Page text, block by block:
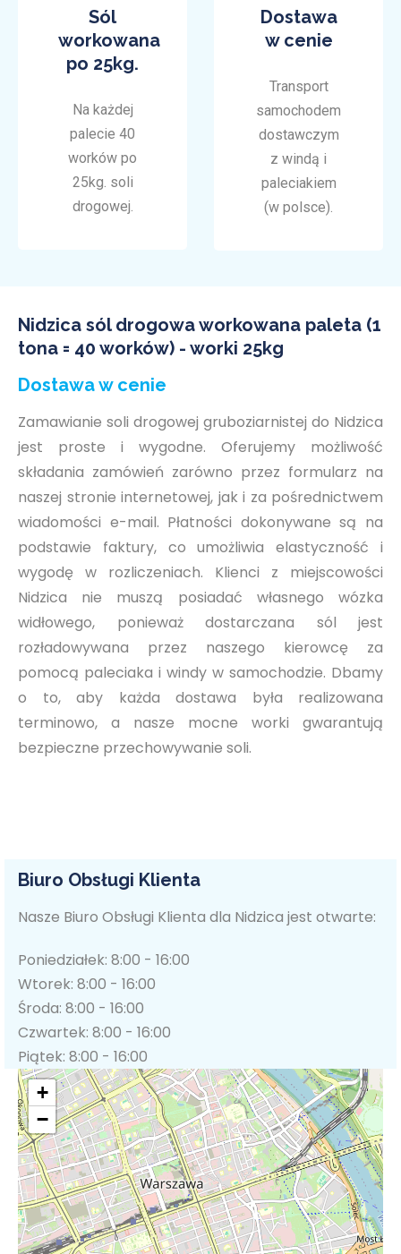
Sól
workowana
po 25kg.
Na każdej
palecie 40
worków po
25kg. soli
drogowej.
Dostawa
w cenie
Transport
samochodem
dostawczym
z windą i
paleciakiem
(w polsce).
Nidzica sól drogowa workowana paleta (1
tona = 40 worków) - worki 25kg
Dostawa w cenie
Zamawianie soli drogowej gruboziarnistej do Nidzica
jest proste i wygodne. Oferujemy możliwość
składania zamówień zarówno przez formularz na
naszej stronie internetowej, jak i za pośrednictwem
wiadomości e-mail. Płatności dokonywane są na
podstawie faktury, co umożliwia elastyczność i
wygodę w rozliczeniach. Klienci z miejscowości
Nidzica nie muszą posiadać własnego wózka
widłowego, ponieważ dostarczana sól jest
rozładowywana przez naszego kierowcę za
pomocą paleciaka i windy w samochodzie. Dbamy
o to, aby każda dostawa była realizowana
terminowo, a nasze mocne worki gwarantują
bezpieczne przechowywanie soli.
Biuro Obsługi Klienta
Nasze Biuro Obsługi Klienta dla Nidzica jest otwarte:
Poniedziałek: 8:00 - 16:00
Wtorek: 8:00 - 16:00
Środa: 8:00 - 16:00
Czwartek: 8:00 - 16:00
Piątek: 8:00 - 16:00
+
−